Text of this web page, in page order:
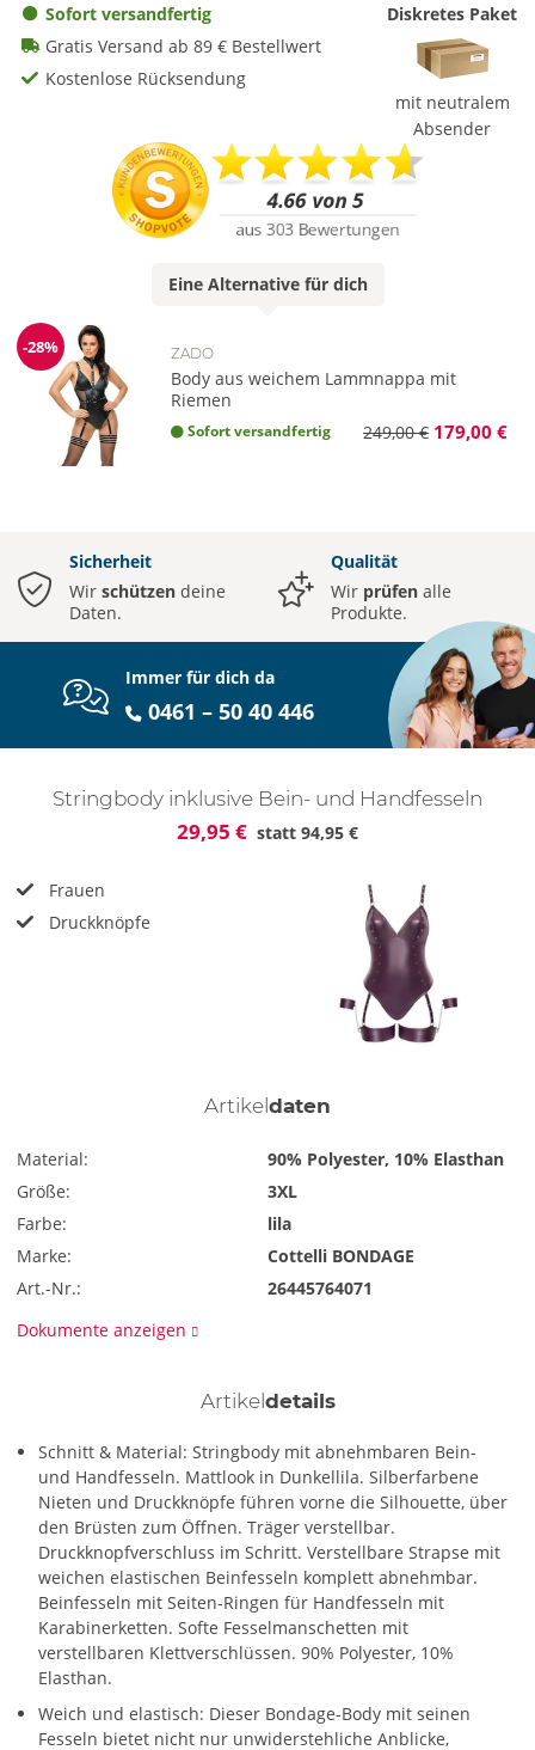
Sofort versandfertig
Gratis Versand ab 89 € Bestellwert
Kostenlose Rücksendung
Diskretes Paket
mit neutralem
Absender
Eine Alternativefür dich
Reduzierung
-28% ZADO
Body aus weichem Lammnappa mit
Riemen
Sofort versandfertig 249,00 € 179,00 €
Sicherheit
Wir schützen deine
Daten.
Qualität
Wir prüfen alle
Produkte.
Immer für dich da
0461 – 50 40 446
Stringbody inklusive Bein- und Handfesseln
29,95 € statt 94,95 €
Frauen
Druckknöpfe
Artikel daten
Material:
90% Polyester, 10% Elasthan
Größe:
3XL
Farbe:
lila
Marke:
Cottelli BONDAGE
Art.-Nr.:
26445764071
Dokumente anzeigen
Artikel details
Schnitt & Material: Stringbody mit abnehmbaren Bein-
und Handfesseln. Mattlook in Dunkellila. Silberfarbene
Nieten und Druckknöpfe führen vorne die Silhouette, über
den Brüsten zum Öffnen. Träger verstellbar.
Druckknopfverschluss im Schritt. Verstellbare Strapse mit
weichen elastischen Beinfesseln komplett abnehmbar.
Beinfesseln mit Seiten-Ringen für Handfesseln mit
Karabinerketten. Softe Fesselmanschetten mit
verstellbaren Klettverschlüssen. 90% Polyester, 10%
Elasthan.
Weich und elastisch: Dieser Bondage-Body mit seinen
Fesseln bietet nicht nur unwiderstehliche Anblicke,